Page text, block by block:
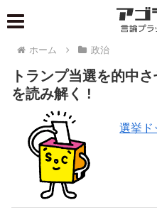
ホーム 政治
トランプ当選を的中
を読み解く !
選挙ド